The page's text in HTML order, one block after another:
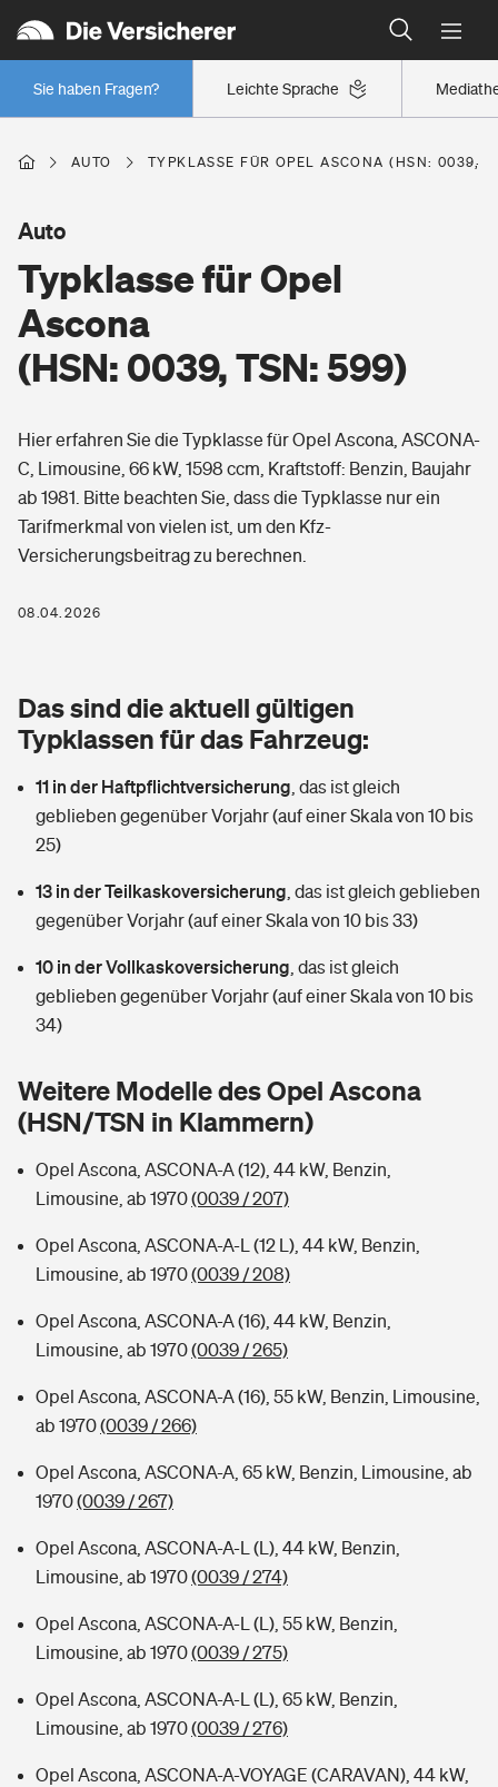
Leichte Sprache
Sie haben Fragen?
Wer versichert was: Jetzt Versicherer finden
Regionalklassen: So ist Ihre Region eingestuft
Wer versichert was: Jetzt Versicherer finden
Berufsunfähigkeitsversicherung
Arbeitsrechtsschutz
Berufshaftpflichtversicherung
Rentenrechner: Wie viel Geld bekomme ich im Alter?
Wer versichert was: Jetzt Versicherer finden
Sie haben Fragen?
Wohnen
Wohngebäudeversicherung
Hausratversicherung
Elementarversicherung
Photovoltaik
Wärmepumpen versichern
Vermieterrrechtsschutz
Mietkautionsversicherung
Restkreditversicherung
Zur Übersicht
Tools
Wer versichert was: Jetzt Versicherer finden
Sie haben Fragen?
Pri­vate Haft­pflicht­
Rechts­schutz­ver­si­che­rung
Kinderunfall­ver­si­che­rung
Reiseversicherung
Handyversicherung
Musikinstrumentenversicherung
Zur Übersicht
Tools
Kinderunfall-Check: Mehr Sicherheit für deine Kids
Sie haben Fragen?
Gesundheit
Private Krankenversicherung
Tierkrankenversicherung
Zur Übersicht
Sie haben Fragen?
AUTO TYPKLASSE FÜR OPEL ASCONA (HSN: 0039,
Typklasse für Opel
Ascona
(HSN: 0039, TSN: 599)
Auto
Hier erfahren Sie die Typklasse für Opel Ascona, ASCONA-
C, Limousine, 66 kW, 1598 ccm, Kraftstoff: Benzin, Baujahr
ab 1981. Bitte beachten Sie, dass die Typklasse nur ein
Tarifmerkmal von vielen ist, um den Kfz-
Versicherungsbeitrag zu berechnen.
08.04.2026
Das sind die aktuell gültigen
Typklassen für das Fahrzeug:
11 in der Haftpflichtversicherung das ist gleich
geblieben gegenüber Vorjahr (auf einer Skala von 10 bis
25)
13 in der Teilkaskoversicherung das ist gleich geblieben
gegenüber Vorjahr (auf einer Skala von 10 bis 33)
10 in der Vollkaskoversicherung das ist gleich
geblieben gegenüber Vorjahr (auf einer Skala von 10 bis
34)
Weitere Modelle des Opel Ascona
(HSN/TSN in Klammern)
Opel Ascona, ASCONA-A (12), 44 kW, Benzin,
Limousine, ab 1970(0039 / 207)
Opel Ascona, ASCONA-A-L (12 L), 44 kW, Benzin,
Limousine, ab 1970(0039 / 208)
Opel Ascona, ASCONA-A (16), 44 kW, Benzin,
Limousine, ab 1970(0039 / 265)
Opel Ascona, ASCONA-A (16), 55 kW, Benzin, Limousine,
ab 1970(0039 / 266)
Opel Ascona, ASCONA-A, 65 kW, Benzin, Limousine, ab
1970(0039 / 267)
Opel Ascona, ASCONA-A-L (L), 44 kW, Benzin,
Limousine, ab 1970(0039 / 274)
Opel Ascona, ASCONA-A-L (L), 55 kW, Benzin,
Limousine, ab 1970(0039 / 275)
Opel Ascona, ASCONA-A-L (L), 65 kW, Benzin,
Limousine, ab 1970(0039 / 276)
Opel Ascona, ASCONA-A-VOYAGE (CARAVAN), 44 kW,